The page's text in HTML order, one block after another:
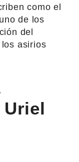
como el
de los
del
asirios